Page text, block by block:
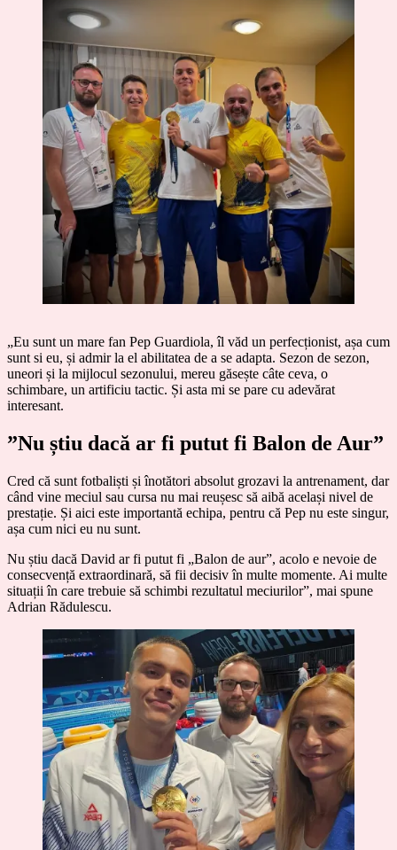
„Eu sunt un mare fan Pep Guardiola, îl văd un perfecționist, așa cum
sunt si eu, și admir la el abilitatea de a se adapta. Sezon de sezon,
uneori și la mijlocul sezonului, mereu găsește câte ceva, o
schimbare, un artificiu tactic. Și asta mi se pare cu adevărat
interesant.
”Nu știu dacă ar fi putut fi Balon de Aur”
Cred că sunt fotbaliști și înotători absolut grozavi la antrenament, dar
când vine meciul sau cursa nu mai reușesc să aibă același nivel de
prestație. Și aici este importantă echipa, pentru că Pep nu este singur,
așa cum nici eu nu sunt.
Nu știu dacă David ar fi putut fi „Balon de aur”, acolo e nevoie de
consecvență extraordinară, să fii decisiv în multe momente. Ai multe
situații în care trebuie să schimbi rezultatul meciurilor”, mai spune
Adrian Rădulescu.